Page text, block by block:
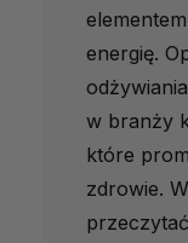
energię.
w branży
które
zdrowie.